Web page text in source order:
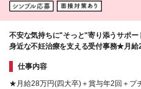
不安な気持ちに"そっと"寄り添うサポー
身近な不妊治療を支える受付事務★月
仕事内容
★月給28万円(四大卒)＋賞与年2回＋プ